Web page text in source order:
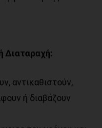
Διαταραχή:
αντικαθιστούν,
ή διαβάζουν